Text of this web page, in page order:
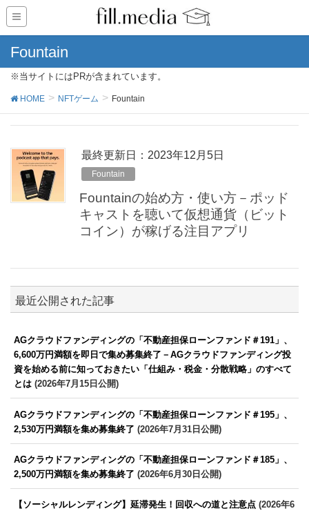
Fountain
※当サイトにはPRが含まれています。
HOME NFTゲーム Fountain
最終更新日：2023年12月5日
Fountain
Fountainの始め方・使い方－ポッド
キャストを聴いて仮想通貨（ビット
コイン）が稼げる注目アプリ
最近公開された記事
AGクラウドファンディングの「不動産担保ローンファンド＃191」、
6,600万円満額を即日で集め募集終了－AGクラウドファンディング投
資を始める前に知っておきたい「仕組み・税金・分散戦略」のすべて
とは (2026年7月15日公開)
AGクラウドファンディングの「不動産担保ローンファンド＃195」、
2,530万円満額を集め募集終了 (2026年7月31日公開)
AGクラウドファンディングの「不動産担保ローンファンド＃185」、
2,500万円満額を集め募集終了 (2026年6月30日公開)
【ソーシャルレンディング】延滞発生！回収への道と注意点 (2026年6